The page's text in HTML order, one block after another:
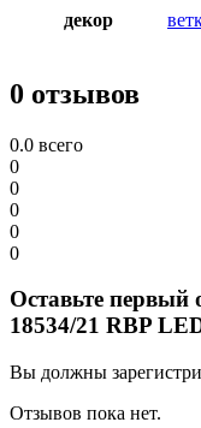
декор
0 отзывов
0.0 всего
0
0
0
0
0
Оставьте первый
18534/21 RBP
Вы должны
Отзывов пока нет.